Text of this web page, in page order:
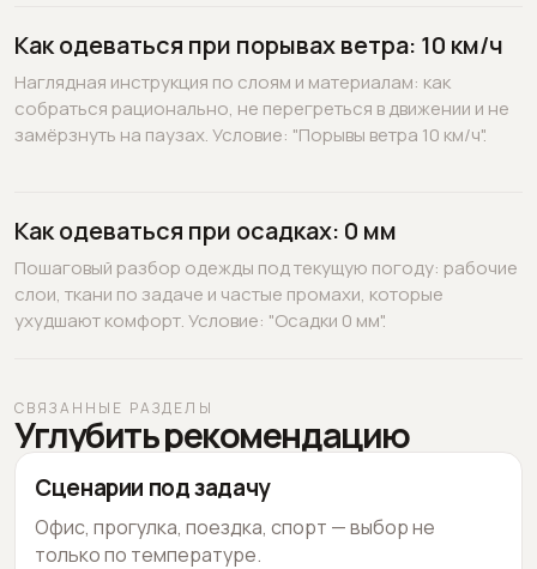
Как одеваться при порывах ветра: 10 км/ч
Наглядная инструкция по слоям и материалам: как
собраться рационально, не перегреться в движении и не
замёрзнуть на паузах. Условие: "Порывы ветра 10 км/ч".
Как одеваться при осадках: 0 мм
Пошаговый разбор одежды под текущую погоду: рабочие
слои, ткани по задаче и частые промахи, которые
ухудшают комфорт. Условие: "Осадки 0 мм".
СВЯЗАННЫЕ РАЗДЕЛЫ
Углубить рекомендацию
Сценарии под задачу
Офис, прогулка, поездка, спорт — выбор не
только по температуре.